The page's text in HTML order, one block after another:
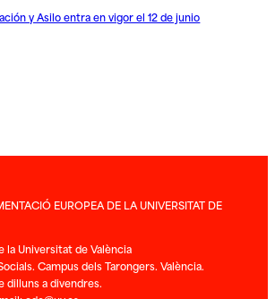
y Asilo entra en vigor el 12 de junio
EUROPEA DE LA UNIVERSITAT DE
la Universitat de València
Campus dels Tarongers. València.
dilluns a divendres.